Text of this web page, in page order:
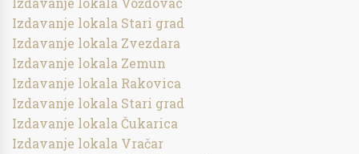
Izdavanje lokala Stari grad
Izdavanje lokala Zvezdara
Izdavanje lokala Zemun
Izdavanje lokala Rakovica
Izdavanje lokala Stari grad
Izdavanje lokala Čukarica
Izdavanje lokala Vračar